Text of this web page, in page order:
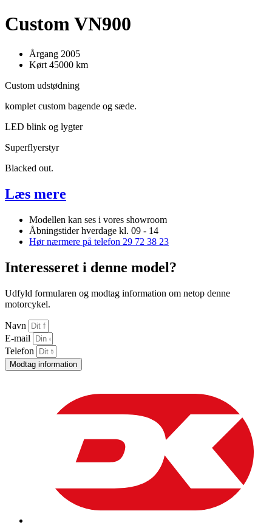
Custom VN900
Årgang 2005
Kørt 45000 km
Custom udstødning
komplet custom bagende og sæde.
LED blink og lygter
Superflyerstyr
Blacked out.
Læs mere
Modellen kan ses i vores showroom
Åbningstider hverdage kl. 09 - 14
Hør nærmere på telefon 29 72 38 23
Interesseret i denne model?
Udfyld formularen og modtag information om netop denne
motorcykel.
Navn
E-mail
Telefon
Modtag information